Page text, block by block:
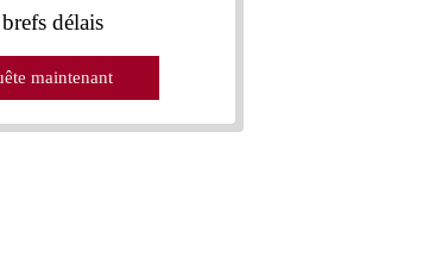
délais
maintenant